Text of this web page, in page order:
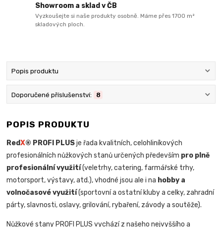
Showroom a sklad v ČB
Vyzkoušejte si naše produkty osobně. Máme přes 1700 m²
skladových ploch.
Popis produktu
Doporučené příslušenství: 8
POPIS PRODUKTU
RedX® PROFI PLUSje řada kvalitních, celohliníkových
profesionálních nůžkových stanů určených především pro plně
profesionální využití(veletrhy, catering, farmářské trhy,
motorsport, výstavy, atd.), vhodné jsou ale i na hobby a
volnočasové využití(sportovní a ostatní kluby a celky, zahradní
párty, slavnosti, oslavy, grilování, rybaření, závody a soutěže).
Nůžkové stany PROFI PLUS vychází z našeho nejvyššího a